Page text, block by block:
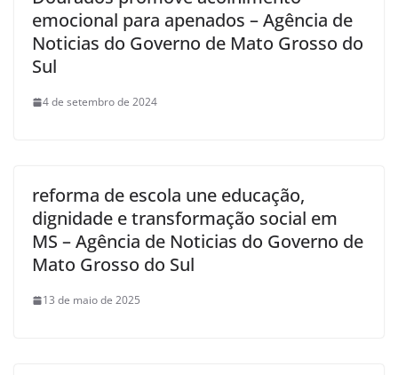
emocional para apenados – Agência de
Noticias do Governo de Mato Grosso do
Sul
4 de setembro de 2024
reforma de escola une educação,
dignidade e transformação social em
MS – Agência de Noticias do Governo de
Mato Grosso do Sul
13 de maio de 2025